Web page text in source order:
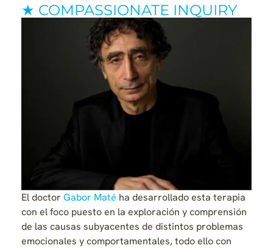
★ COMPASSIONATE INQUIRY
El doctor Gabor Maté ha desarrollado esta terapia
con el foco puesto en la exploración y comprensión
de las causas subyacentes de distintos problemas
emocionales y comportamentales, todo ello con